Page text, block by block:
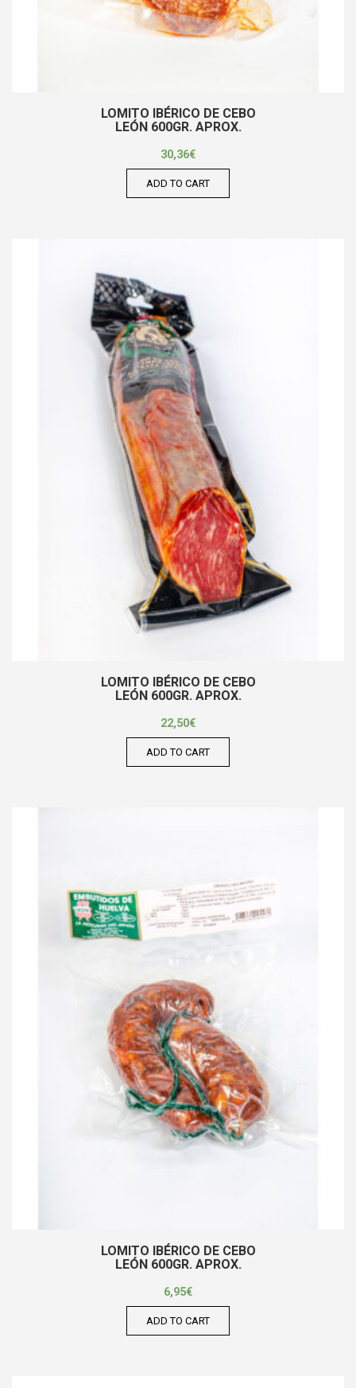
LOMITO IBÉRICO DE CEBO
LEÓN 600GR. APROX.
30,36€
ADD TO CART
LOMITO IBÉRICO DE CEBO
LEÓN 600GR. APROX.
22,50€
ADD TO CART
LOMITO IBÉRICO DE CEBO
LEÓN 600GR. APROX.
6,95€
ADD TO CART